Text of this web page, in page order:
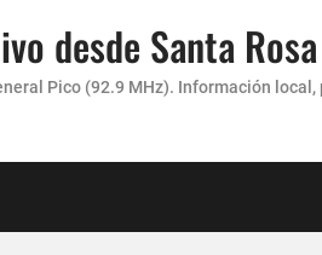
desde Santa Rosa
Pico (92.9 MHz). Información